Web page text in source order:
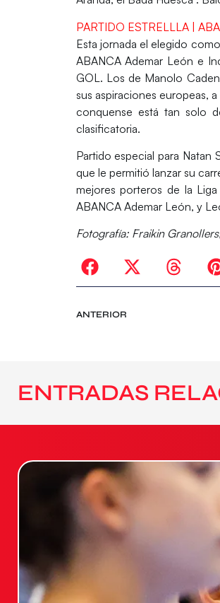
PARTIDO ESTRELLLA |
Esta jornada el elegido como
ABANCA Ademar León e
GOL. Los de Manolo
sus aspiraciones europeas,
conquense está tan solo
clasificatoria.
Partido especial para Natan
que le permitió lanzar su
mejores porteros de la
ABANCA Ademar León, y
Fotografía: Fraikin
ANTERIOR
ENTRADAS